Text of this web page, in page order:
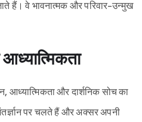
हैं। वे भावनात्मक और परिवार-उन्मुख
आध्यात्मिकता और दार्शनिक सोच का
पर चलते हैं और अक्सर अपनी